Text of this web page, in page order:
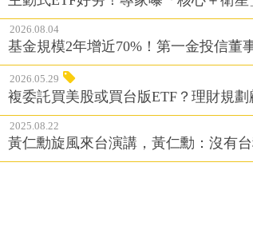
2026.08.04
基金規模2年增近70%！第一金投信董
2026.05.29
複委託買美股或買台版ETF？理財規
2025.08.22
黃仁勳旋風來台演講，黃仁勳：沒有